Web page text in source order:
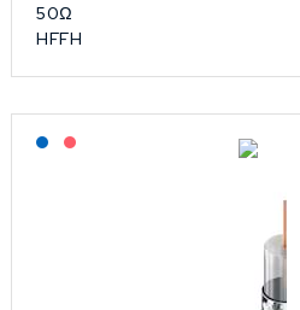
50Ω
HFFH
Lagerført: NEK Kabel